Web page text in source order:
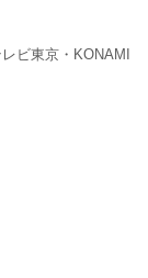
ビ東京・KONAMI